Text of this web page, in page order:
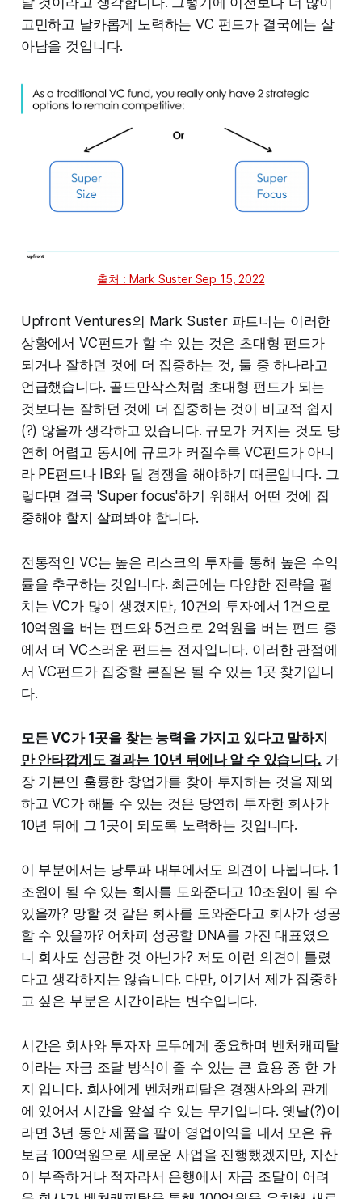
고민하고 날카롭게 노력하는 VC 펀드가 결국에는 살
아남을 것입니다.
출처 : Mark Suster Sep 15, 2022
Upfront Ventures의 Mark Suster 파트너는 이러한
상황에서 VC펀드가 할 수 있는 것은 초대형 펀드가
되거나 잘하던 것에 더 집중하는 것, 둘 중 하나라고
언급했습니다. 골드만삭스처럼 초대형 펀드가 되는
것보다는 잘하던 것에 더 집중하는 것이 비교적 쉽지
(?) 않을까 생각하고 있습니다. 규모가 커지는 것도 당
연히 어렵고 동시에 규모가 커질수록 VC펀드가 아니
라 PE펀드나 IB와 딜 경쟁을 해야하기 때문입니다. 그
렇다면 결국 'Super focus'하기 위해서 어떤 것에 집
중해야 할지 살펴봐야 합니다.
전통적인 VC는 높은 리스크의 투자를 통해 높은 수익
률을 추구하는 것입니다. 최근에는 다양한 전략을 펼
치는 VC가 많이 생겼지만, 10건의 투자에서 1건으로
10억원을 버는 펀드와 5건으로 2억원을 버는 펀드 중
에서 더 VC스러운 펀드는 전자입니다. 이러한 관점에
서 VC펀드가 집중할 본질은 될 수 있는 1곳 찾기입니
다.
모든 VC가 1곳을 찾는 능력을 가지고 있다고 말하지
만 안타깝게도 결과는 10년 뒤에나 알 수 있습니다. 가
장 기본인 훌륭한 창업가를 찾아 투자하는 것을 제외
하고 VC가 해볼 수 있는 것은 당연히 투자한 회사가
10년 뒤에 그 1곳이 되도록 노력하는 것입니다.
이 부분에서는 낭투파 내부에서도 의견이 나뉩니다. 1
조원이 될 수 있는 회사를 도와준다고 10조원이 될 수
있을까? 망할 것 같은 회사를 도와준다고 회사가 성공
할 수 있을까? 어차피 성공할 DNA를 가진 대표였으
니 회사도 성공한 것 아닌가? 저도 이런 의견이 틀렸
다고 생각하지는 않습니다. 다만, 여기서 제가 집중하
고 싶은 부분은 시간이라는 변수입니다.
시간은 회사와 투자자 모두에게 중요하며 벤처캐피탈
이라는 자금 조달 방식이 줄 수 있는 큰 효용 중 한 가
지 입니다. 회사에게 벤처캐피탈은 경쟁사와의 관계
에 있어서 시간을 앞설 수 있는 무기입니다. 옛날(?)이
라면 3년 동안 제품을 팔아 영업이익을 내서 모은 유
보금 100억원으로 새로운 사업을 진행했겠지만, 자산
이 부족하거나 적자라서 은행에서 자금 조달이 어려